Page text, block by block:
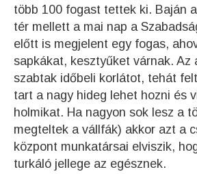
több 100 fogast tettek ki. Baján
tér mellett a mai nap a
előtt is megjelent egy fogas,
sapkákat, kesztyűket várnak. Az
szabtak időbeli korlátot, tehát
tart a nagy hideg lehet hozni és
holmikat. Ha nagyon sok lesz a
megteltek a vállfák) akkor azt a
központ munkatársai elviszik,
turkáló jellege az egésznek.